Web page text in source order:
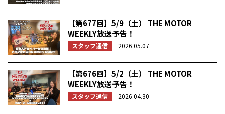
【第677回】5/9（土） THE MOTOR
WEEKLY放送予告！
スタッフ通信 2026.05.07
【第676回】5/2（土） THE MOTOR
WEEKLY放送予告！
スタッフ通信 2026.04.30